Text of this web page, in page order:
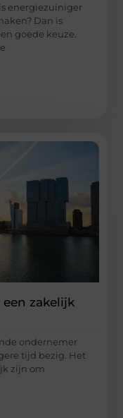
energiezuiniger
Dan is
goede keuze.
zakelijk
ondernemer
tijd bezig. Het
zijn om